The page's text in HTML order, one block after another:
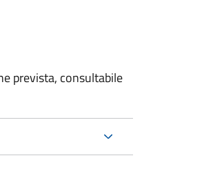
prevista, consultabile